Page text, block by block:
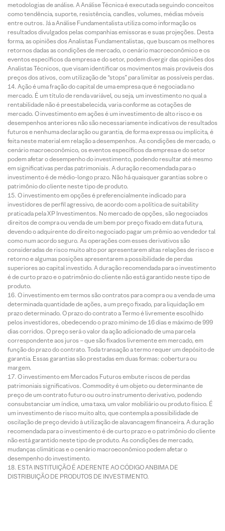
metodologias de análise. A Análise Técnica é executada seguindo conceitos
como tendência, suporte, resistência, candles, volumes, médias móveis
entre outros. Já a Análise Fundamentalista utiliza como informação os
resultados divulgados pelas companhias emissoras e suas projeções. Desta
forma, as opiniões dos Analistas Fundamentalistas, que buscam os melhores
retornos dadas as condições de mercado, o cenário macroeconômico e os
eventos específicos da empresa e do setor, podem divergir das opiniões dos
Analistas Técnicos, que visam identificar os movimentos mais prováveis dos
preços dos ativos, com utilização de “stops” para limitar as possíveis perdas.
Ação é uma fração do capital de uma empresa que é negociada no
mercado. É um título de renda variável, ou seja, um investimento no qual a
rentabilidade não é preestabelecida, varia conforme as cotações de
mercado. O investimento em ações é um investimento de alto risco e os
desempenhos anteriores não são necessariamente indicativos de resultados
futuros e nenhuma declaração ou garantia, de forma expressa ou implícita, é
feita neste material em relação a desempenhos. As condições de mercado, o
cenário macroeconômico, os eventos específicos da empresa e do setor
podem afetar o desempenho do investimento, podendo resultar até mesmo
em significativas perdas patrimoniais. A duração recomendada para o
investimento é de médio-longo prazo. Não há quaisquer garantias sobre o
patrimônio do cliente neste tipo de produto.
O investimento em opções é preferencialmente indicado para
investidores de perfil agressivo, de acordo com a política de suitability
praticada pela XP Investimentos. No mercado de opções, são negociados
direitos de compra ou venda de um bem por preço fixado em data futura,
devendo o adquirente do direito negociado pagar um prêmio ao vendedor tal
como num acordo seguro. As operações com esses derivativos são
consideradas de risco muito alto por apresentarem altas relações de risco e
retorno e algumas posições apresentarem a possibilidade de perdas
superiores ao capital investido. A duração recomendada para o investimento
é de curto prazo e o patrimônio do cliente não está garantido neste tipo de
produto.
O investimento em termos são contratos para compra ou a venda de uma
determinada quantidade de ações, a um preço fixado, para liquidação em
prazo determinado. O prazo do contrato a Termo é livremente escolhido
pelos investidores, obedecendo o prazo mínimo de 16 dias e máximo de 999
dias corridos. O preço será o valor da ação adicionado de uma parcela
correspondente aos juros – que são fixados livremente em mercado, em
função do prazo do contrato. Toda transação a termo requer um depósito de
garantia. Essas garantias são prestadas em duas formas: cobertura ou
margem.
O investimento em Mercados Futuros embute riscos de perdas
patrimoniais significativos. Commodity é um objeto ou determinante de
preço de um contrato futuro ou outro instrumento derivativo, podendo
consubstanciar um índice, uma taxa, um valor mobiliário ou produto físico. É
um investimento de risco muito alto, que contempla a possibilidade de
oscilação de preço devido à utilização de alavancagem financeira. A duração
recomendada para o investimento é de curto prazo e o patrimônio do cliente
não está garantido neste tipo de produto. As condições de mercado,
mudanças climáticas e o cenário macroeconômico podem afetar o
desempenho do investimento.
ESTA INSTITUIÇÃO É ADERENTE AO CÓDIGO ANBIMA DE
DISTRIBUIÇÃO DE PRODUTOS DE INVESTIMENTO.